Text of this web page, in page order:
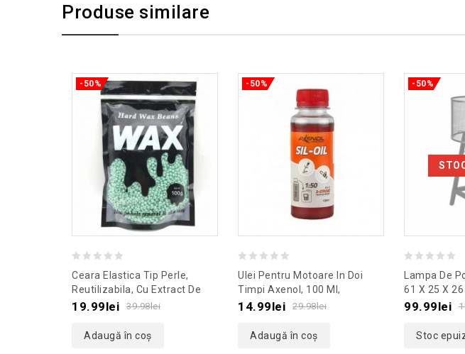
Produse similare
-50%
out
of
Ceara Elastica Tip Perle,
Reutilizabila, Cu Extract De
Aloe Vera, Culoaremodel
39.98lei
19.99lei
Adaugă în coș
-50%
out
of
Ulei Pentru Motoare In Doi
Timpi Axenol, 100 Ml,
Culoaremodel Rosu
29.98lei
14.99lei
Adaugă în coș
-50%
out
of
Lampa De
61 X 25 X 26
99.99lei
Stoc